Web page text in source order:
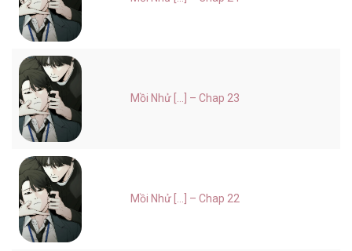
Mồi Nhử [...] – Chap 23
Mồi Nhử [...] – Chap 22